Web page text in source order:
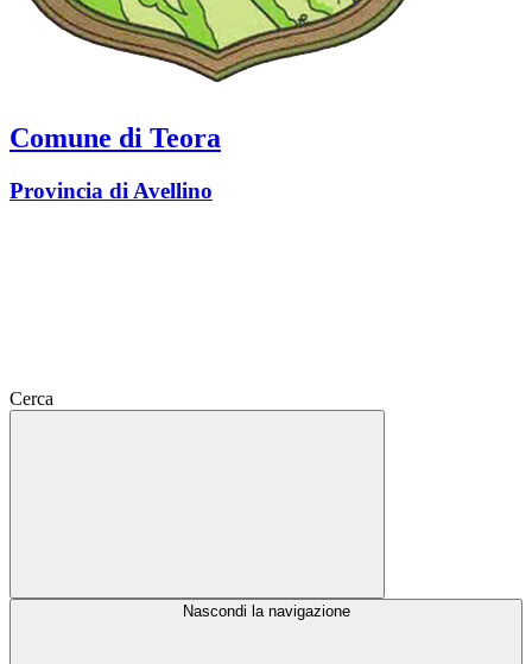
Comune di Teora
Provincia di Avellino
Cerca
Nascondi la navigazione